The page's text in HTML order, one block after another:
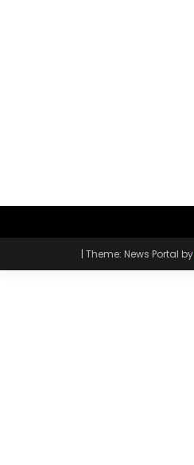
| Theme: News Portal by